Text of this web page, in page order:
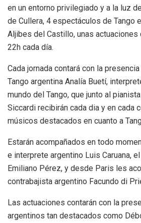
en un entorno privilegiado y a la luz
de Cullera, 4 espectáculos de Tango
Aljibes del Castillo, unas actuaciones
22h cada día.
Cada jornada contará con la
Tango argentina Analía Buetí,
mundo del Tango, que junto al
Siccardi recibirán cada dia y en cada
músicos destacados en cuanto a
Estarán acompañados en todo
e interprete argentino Luis Caruana,
Emiliano Pérez, y desde Paris les
contrabajista argentino Facundo di
Las actuaciones contarán con la
argentinos tan destacados como